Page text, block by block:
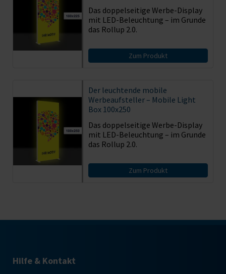
Das doppelseitige Werbe-Display
mit LED-Beleuchtung – im Grunde
das Rollup 2.0.
Zum Produkt
Der leuchtende mobile
Werbeaufsteller – Mobile Light
Box 100x250
Das doppelseitige Werbe-Display
mit LED-Beleuchtung – im Grunde
das Rollup 2.0.
Zum Produkt
Hilfe & Kontakt